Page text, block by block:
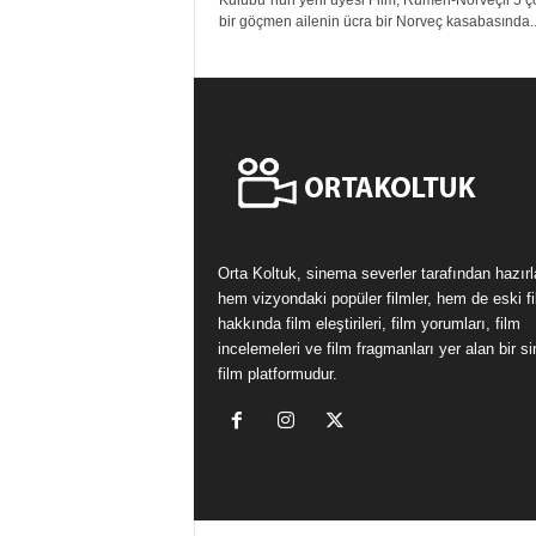
bir göçmen ailenin ücra bir Norveç
Orta Koltuk, sinema severler tarafından
hem vizyondaki popüler filmler, hem de eski
hakkında film eleştirileri, film yorumları, film
incelemeleri ve film fragmanları yer alan bir
film platformudur.